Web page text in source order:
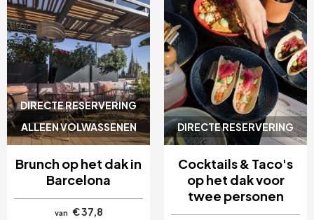
Cancún, Mexico
Amsterdam, Nederland
Nice, Frankrijk
Albufeira, Portugal
Vila Nova de Gaia, Portugal
DIRECTE RESERVERING
ALLEEN VOLWASSENEN
Brunch op het dak in
Barcelona
van € 37,8
DIRECTE RESERVERING
Cocktails & Taco's
op het dak voor
twee personen